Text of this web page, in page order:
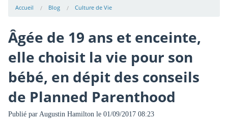
Accueil Blog Culture de Vie
Âgée de 19 ans et enceinte,
elle choisit la vie pour son
bébé, en dépit des conseils
de Planned Parenthood
Publié par Augustin Hamiltonle 01/09/2017 08:23